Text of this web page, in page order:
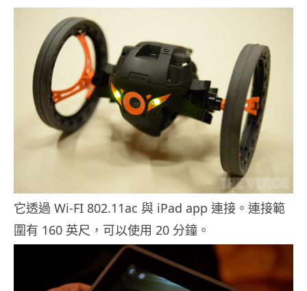
它透過 Wi-FI 802.11ac 與 iPad app 連接。連接範
圍有 160 英尺，可以使用 20 分鐘。